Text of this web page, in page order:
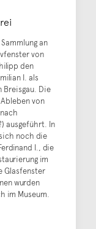
an
von
den
I. als
Die
von
ausgeführt. In
noch die
I., die
im
Glasfenster
wurden
im Museum.